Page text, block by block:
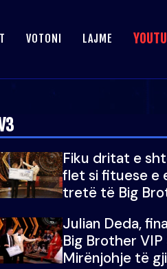
VOTONI LAJME
Fiku dritat e
flet si fituese e
tretë të Big
Julian Deda,
Big Brother VIP
Mirënjohje të